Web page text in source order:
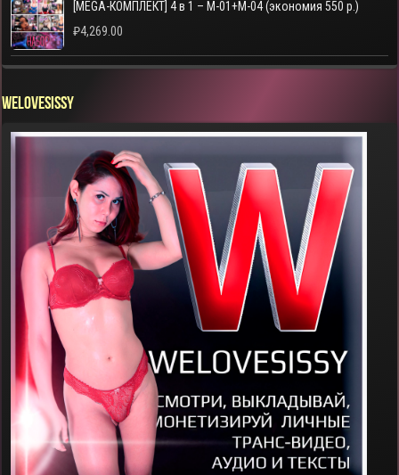
[MEGA-КОМПЛЕКТ] 4 в 1 – M-01+M-04 (экономия 550 р.)
₽4,269.00
WELOVESISSY